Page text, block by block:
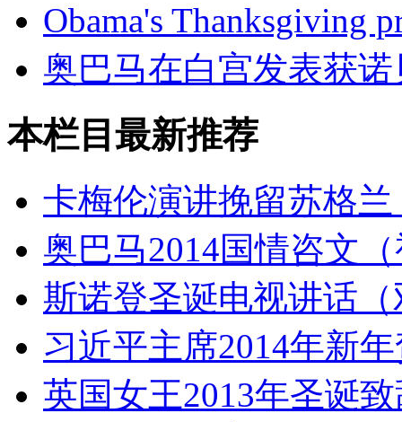
Obama's Thanksgiving
奥巴马在白宫发表获
本栏目最新推荐
卡梅伦演讲挽留苏格
奥巴马2014国情咨文
斯诺登圣诞电视讲话
习近平主席2014年新
英国女王2013年圣诞